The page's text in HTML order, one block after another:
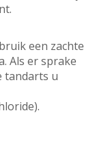
een zachte
Als er sprake
tandarts u